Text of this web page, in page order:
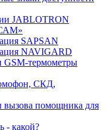
JABLOTRON
SAPSAN
NAVIGARD
GSM-термометры
СКД,
вызова помощника для
- какой?